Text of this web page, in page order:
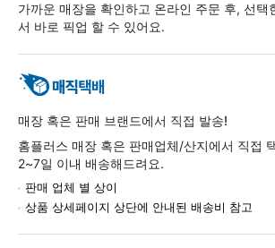
가까운 매장을 확인하고 온라인 주문 후, 선택
서 바로 픽업 할 수 있어요.
매장 혹은 판매 브랜드에서 직접 발송!
홈플러스 매장 혹은 판매업체/산지에서 직접
2~7일 이내 배송해드려요.
판매 업체 별 상이
상품 상세페이지 상단에 안내된 배송비 참고